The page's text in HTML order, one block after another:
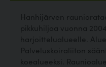
Hanhijärven
pikkuhiljaa vuonna
harjoittelualueelle.
Palveluskoiraliiton
koealueeksi.